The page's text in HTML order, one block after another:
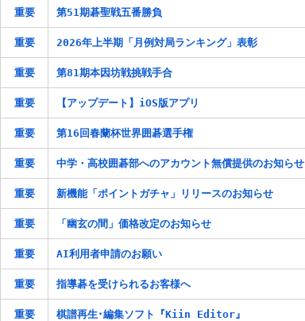
重要 第51期碁聖戦五番勝負
重要 2026年上半期「月例対局ランキング」表彰
重要 第81期本因坊戦挑戦手合
重要 【アップデート】iOS版アプリ
重要 第16回春蘭杯世界囲碁選手権
重要 中学・高校囲碁部へのアカウント無償提供のお知らせ
重要 新機能「ポイントガチャ」リリースのお知らせ
重要 「幽玄の間」価格改定のお知らせ
重要 AI利用者申請のお願い
重要 指導碁を受けられるお客様へ
重要 棋譜再生･編集ソフト『Kiin Editor』